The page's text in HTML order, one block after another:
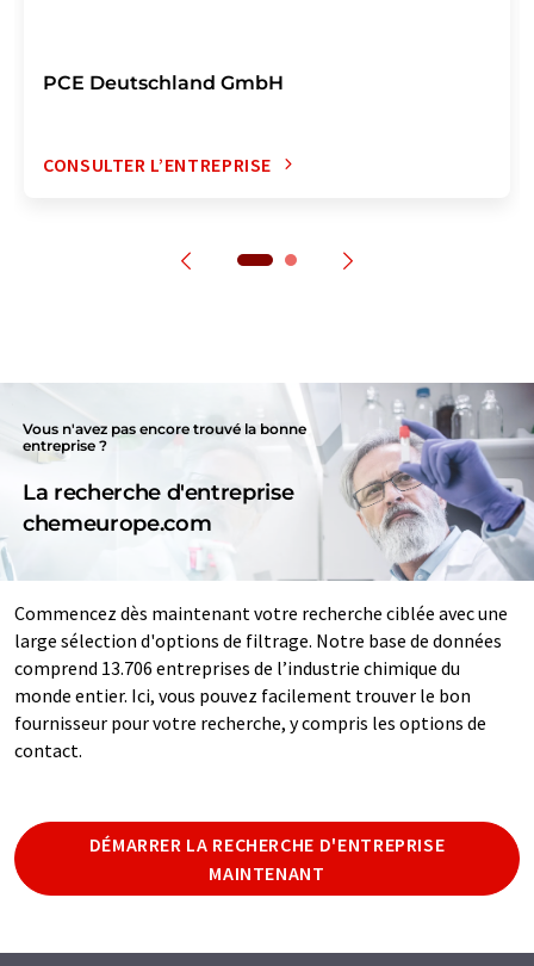
PCE Deutschland GmbH
CONSULTER L’ENTREPRISE
Vous n'avez pas encore trouvé la bonne
entreprise ?
La recherche d'entreprise
chemeurope.com
Commencez dès maintenant votre recherche ciblée avec une
large sélection d'options de filtrage. Notre base de données
comprend 13.706 entreprises de l’industrie chimique du
monde entier. Ici, vous pouvez facilement trouver le bon
fournisseur pour votre recherche, y compris les options de
contact.
DÉMARRER LA RECHERCHE D'ENTREPRISE
MAINTENANT